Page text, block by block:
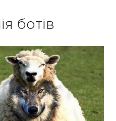
ботів